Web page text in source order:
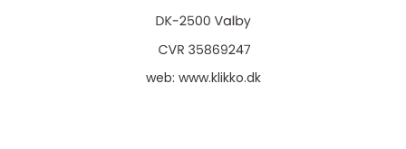
web: www.klikko.dk